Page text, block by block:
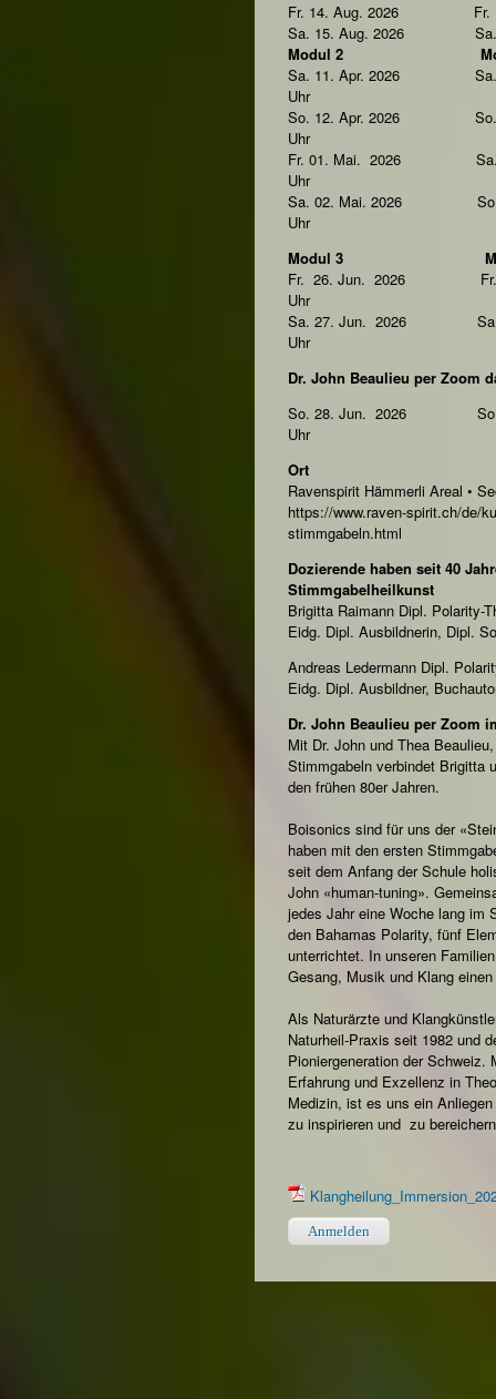
Fr. 14. Aug. 2026 Fr. 18.
Sa. 15. Aug. 2026
Modul 2
Sa. 11. Apr. 2026 Sa.
Uhr
So. 12. Apr. 2026 So.
Uhr
Fr. 01. Mai. 2026 Sa.
Uhr
Sa. 02. Mai. 2026 So.
Uhr
Modul 3
Fr. 26. Jun. 2026 Fr.
Uhr
Sa. 27. Jun. 2026 Sa.
Uhr
Dr. John Beaulieu per Zoom
So. 28. Jun. 2026 So.
Uhr
Ort
Ravenspirit Hämmerli Areal •
https://www.raven-spirit.ch/de/
stimmgabeln.html
Dozierende haben seit 40
Stimmgabelheilkunst
Brigitta Raimann Dipl. Polarity-
Eidg. Dipl. Ausbildnerin, Dipl.
Andreas Ledermann Dipl.
Eidg. Dipl. Ausbildner,
Dr. John Beaulieu per Zoom
Mit Dr. John und Thea
Stimmgabeln verbindet Brigitta
den frühen 80er Jahren.
Boisonics sind für uns der
haben mit den ersten
seit dem Anfang der Schule
John «human-tuning».
jedes Jahr eine Woche lang im
den Bahamas Polarity, fünf
unterrichtet. In unseren
Gesang, Musik und Klang
Als Naturärzte und
Naturheil-Praxis seit 1982 und
Pioniergeneration der Schweiz.
Erfahrung und Exzellenz in
Medizin, ist es uns ein
zu inspirieren und zu
Anmelden